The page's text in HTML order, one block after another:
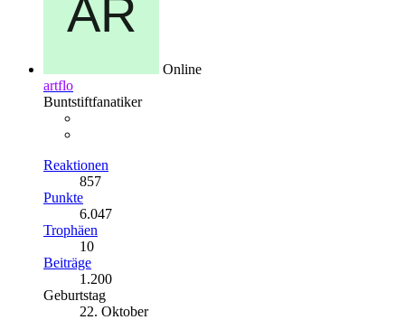
Online
artflo
Buntstiftfanatiker
Reaktionen
857
Punkte
6.047
Trophäen
10
Beiträge
1.200
Geburtstag
22. Oktober